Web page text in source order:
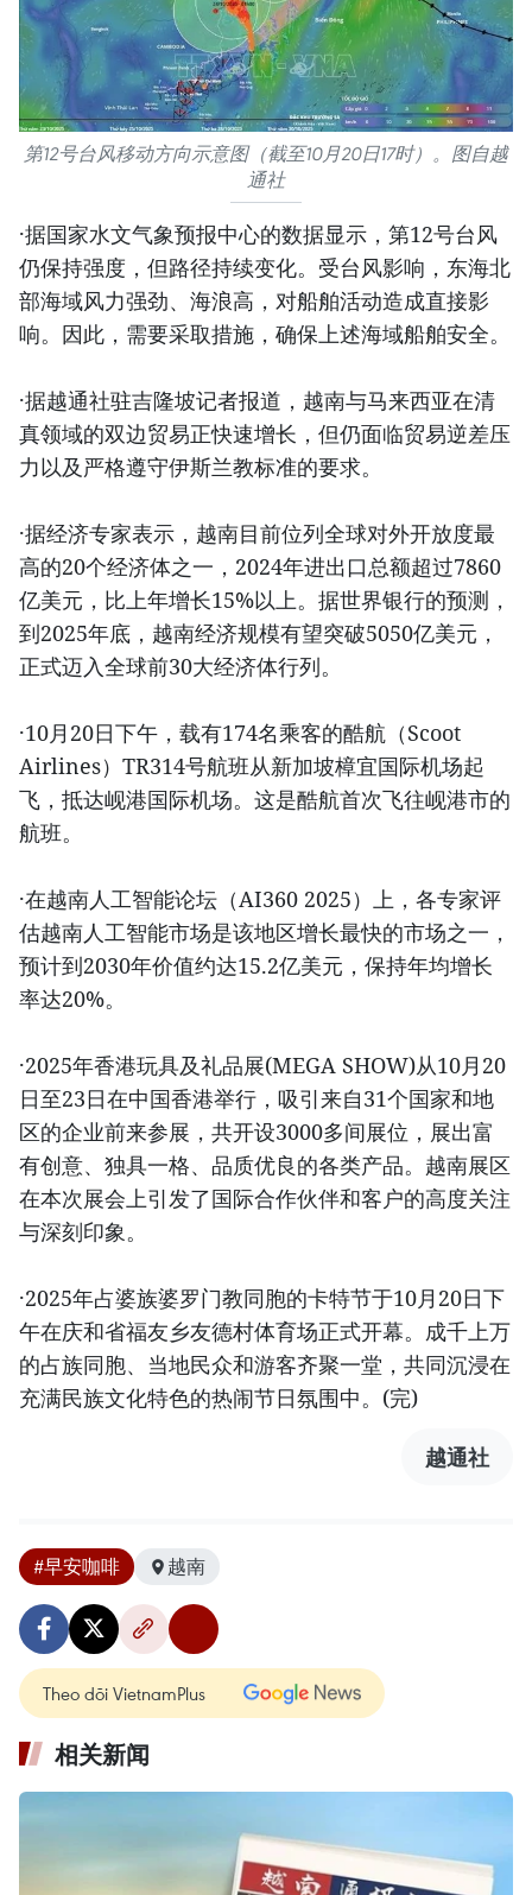
第12号台风移动方向示意图（截至10月20日17时）。图自越
通社
·据国家水文气象预报中心的数据显示，第12号台风
仍保持强度，但路径持续变化。受台风影响，东海北
部海域风力强劲、海浪高，对船舶活动造成直接影
响。因此，需要采取措施，确保上述海域船舶安全。
·据越通社驻吉隆坡记者报道，越南与马来西亚在清
真领域的双边贸易正快速增长，但仍面临贸易逆差压
力以及严格遵守伊斯兰教标准的要求。
·据经济专家表示，越南目前位列全球对外开放度最
高的20个经济体之一，2024年进出口总额超过7860
亿美元，比上年增长15%以上。据世界银行的预测，
到2025年底，越南经济规模有望突破5050亿美元，
正式迈入全球前30大经济体行列。
·10月20日下午，载有174名乘客的酷航（Scoot
Airlines）TR314号航班从新加坡樟宜国际机场起
飞，抵达岘港国际机场。这是酷航首次飞往岘港市的
航班。
·在越南人工智能论坛（AI360 2025）上，各专家评
估越南人工智能市场是该地区增长最快的市场之一，
预计到2030年价值约达15.2亿美元，保持年均增长
率达20%。
·2025年香港玩具及礼品展(MEGA SHOW)从10月20
日至23日在中国香港举行，吸引来自31个国家和地
区的企业前来参展，共开设3000多间展位，展出富
有创意、独具一格、品质优良的各类产品。越南展区
在本次展会上引发了国际合作伙伴和客户的高度关注
与深刻印象。
·2025年占婆族婆罗门教同胞的卡特节于10月20日下
午在庆和省福友乡友德村体育场正式开幕。成千上万
的占族同胞、当地民众和游客齐聚一堂，共同沉浸在
充满民族文化特色的热闹节日氛围中。(完)
越通社
#早安咖啡 越南
Theo dõi VietnamPlus
相关新闻